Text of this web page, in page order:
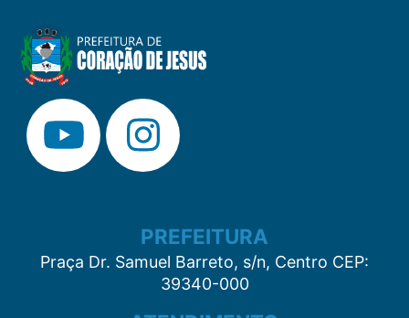
PREFEITURA
Praça Dr. Samuel Barreto, s/n, Centro CEP:
39340-000